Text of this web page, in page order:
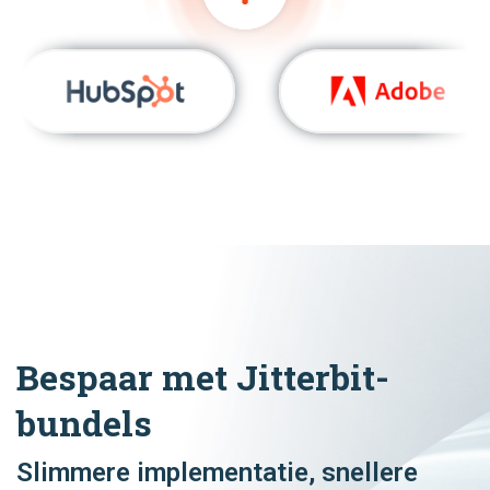
Bespaar met Jitterbit-
bundels
Slimmere implementatie, snellere